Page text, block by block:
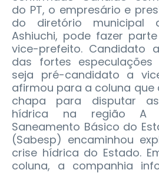
do PT, o empresário e
do diretório municipal
Ashiuchi, pode fazer
vice-prefeito. Candidato
das fortes especulações
seja pré-candidato a
afirmou para a coluna que
chapa para disputar
hídrica na região A
Saneamento Básico do
(Sabesp) encaminhou
crise hídrica do Estado.
coluna, a companhia